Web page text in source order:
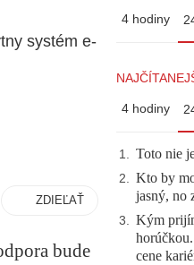
systém e-
ZDIEĽAŤ
bude
4 hodiny
4 hodiny
1. Toto nie
2. Kto by
jasný, no
3. Kým
cene